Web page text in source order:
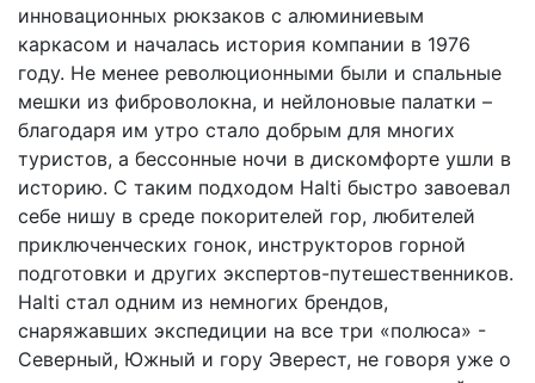
инновационных рюкзаков с алюминиевым
каркасом и началась история компании в 1976
году. Не менее революционными были и спальные
мешки из фиброволокна, и нейлоновые палатки –
благодаря им утро стало добрым для многих
туристов, а бессонные ночи в дискомфорте ушли в
историю. С таким подходом Halti быстро завоевал
себе нишу в среде покорителей гор, любителей
приключенческих гонок, инструкторов горной
подготовки и других экспертов-путешественников.
Halti стал одним из немногих брендов,
снаряжавших экспедиции на все три «полюса» -
Северный, Южный и гору Эверест, не говоря уже о